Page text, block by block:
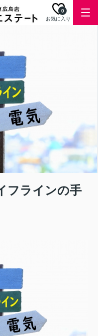
お気に入り
0
フラインの手